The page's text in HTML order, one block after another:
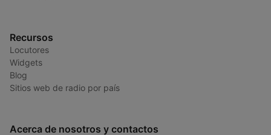
Recursos
Locutores
Widgets
Blog
Sitios web de radio por país
Acerca de nosotros y contactos